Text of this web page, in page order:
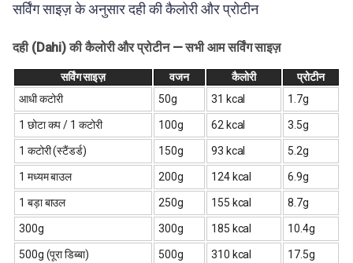
सर्विंग साइज़ के अनुसार दही की कैलोरी और प्रोटीन
दही (Dahi) की कैलोरी और प्रोटीन — सभी आम सर्विंग साइज़
सर्विंग साइज़ वजन कैलोरी
प्रोटीन
आधी कटोरी
50g 31 kcal 1.7g
1 छोटा कप / 1 कटोरी 100g 62 kcal 3.5g
1 कटोरी (स्टैंडर्ड) 150g 93 kcal 5.2g
1 मध्यम बाउल 200g 124 kcal 6.9g
1 बड़ा बाउल 250g 155 kcal 8.7g
300g 300g 185 kcal 10.4g
500g (पूरा डिब्बा) 500g 310 kcal 17.5g